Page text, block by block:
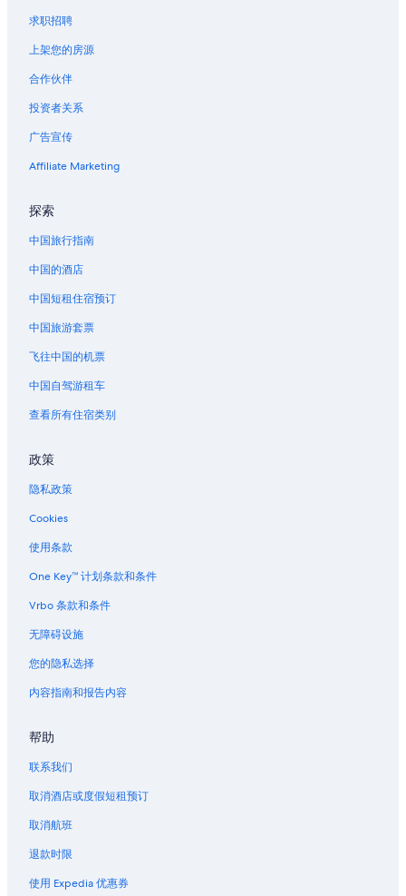
娜娜广场的酒店
吞马哈媚的酒店
三美泰素坤逸医院附近的酒店
拉玛九路的酒店
位于丁登的豪华酒店
丁登的酒店
位于素坤逸路的经济型酒店
位于素坤逸路的高尔夫酒店
位于素坤逸路的豪华酒店
素坤逸路的酒店
求职招聘
上架您的房源
合作伙伴
投资者关系
广告宣传
Affiliate Marketing
探索
中国旅行指南
中国的酒店
中国短租住宿预订
中国旅游套票
飞往中国的机票
中国自驾游租车
查看所有住宿类别
政策
隐私政策
Cookies
使用条款
One Key™ 计划条款和条件
Vrbo 条款和条件
无障碍设施
您的隐私选择
内容指南和报告内容
帮助
联系我们
取消酒店或度假短租预订
取消航班
退款时限
使用 Expedia 优惠券